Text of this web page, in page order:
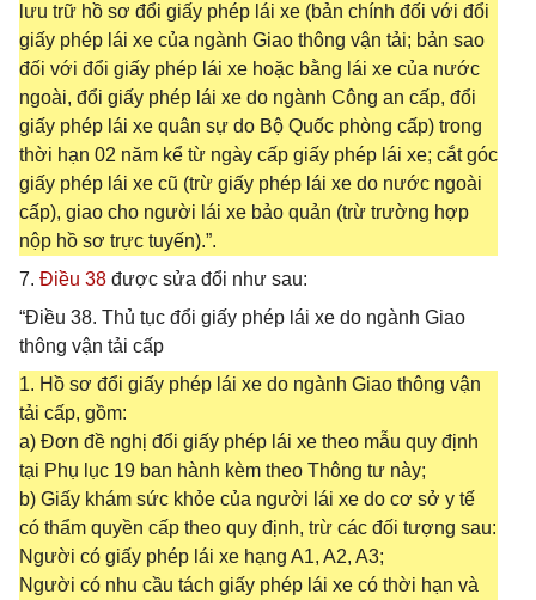
lưu trữ hồ sơ đổi giấy phép lái xe (bản chính đối với đổi
giấy phép lái xe của ngành Giao thông vận tải; bản sao
đối với đổi giấy phép lái xe hoặc bằng lái xe của nước
ngoài, đổi giấy phép lái xe do ngành Công an cấp, đổi
giấy phép lái xe quân sự do Bộ Quốc phòng cấp) trong
thời hạn 02 năm kể từ ngày cấp giấy phép lái xe; cắt góc
giấy phép lái xe cũ (trừ giấy phép lái xe do nước ngoài
cấp), giao cho người lái xe bảo quản (trừ trường hợp
nộp hồ sơ trực tuyến).”.
7. Điều 38 được sửa đổi như sau:
“Điều 38. Thủ tục đổi giấy phép lái xe do ngành Giao
thông vận tải cấp
1. Hồ sơ đổi giấy phép lái xe do ngành Giao thông vận
tải cấp, gồm:
a) Đơn đề nghị đổi giấy phép lái xe theo mẫu quy định
tại Phụ lục 19 ban hành kèm theo Thông tư này;
b) Giấy khám sức khỏe của người lái xe do cơ sở y tế
có thẩm quyền cấp theo quy định, trừ các đối tượng sau:
Người có giấy phép lái xe hạng A1, A2, A3;
Người có nhu cầu tách giấy phép lái xe có thời hạn và